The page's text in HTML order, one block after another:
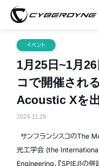
イベント
1月25日~1月
コで開催され
Acoustic Xを
2024.11.26
サンフランシスコのThe
光工学会 (the
Engineering、『SPIE』)の併